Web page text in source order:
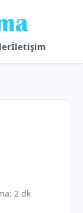
İletişim
2 dk